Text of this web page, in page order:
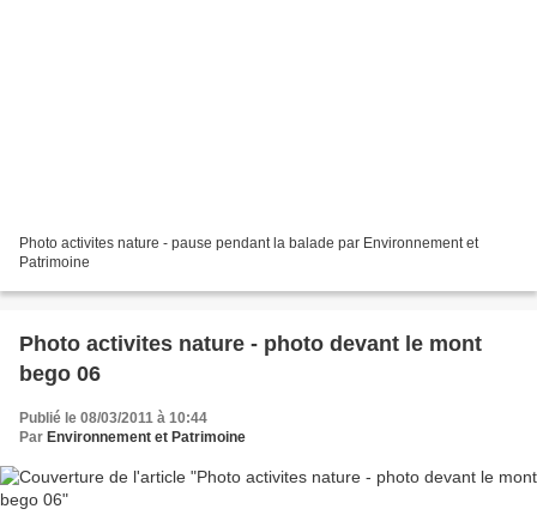
Photo activites nature - pause pendant la balade par Environnement et
Patrimoine
Photo activites nature - photo devant le mont
bego 06
Publié le 08/03/2011 à 10:44
Par Environnement et Patrimoine